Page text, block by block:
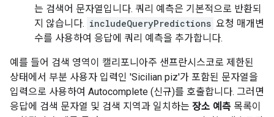
는 검색어 문자열입니다. 쿼리 예측은 기본적으로 반환되
지 않습니다. includeQueryPredictions 요청 매개변
수를 사용하여 응답에 쿼리 예측을 추가합니다.
예를 들어 검색 영역이 캘리포니아주 샌프란시스코로 제한된
상태에서 부분 사용자 입력인 'Sicilian piz'가 포함된 문자열을
입력으로 사용하여 Autocomplete (신규)를 호출합니다. 그러면
응답에 검색 문자열 및 검색 지역과 일치하는 장소 예측 목록이